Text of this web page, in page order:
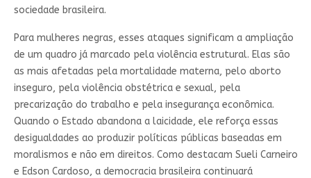
sociedade brasileira.
Para mulheres negras, esses ataques significam a ampliação
de um quadro já marcado pela violência estrutural. Elas são
as mais afetadas pela mortalidade materna, pelo aborto
inseguro, pela violência obstétrica e sexual, pela
precarização do trabalho e pela insegurança econômica.
Quando o Estado abandona a laicidade, ele reforça essas
desigualdades ao produzir políticas públicas baseadas em
moralismos e não em direitos. Como destacam Sueli Carneiro
e Edson Cardoso, a democracia brasileira continuará